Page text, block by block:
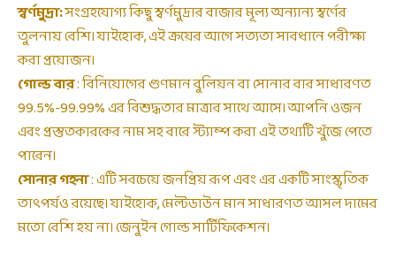
স্বর্ণমুদ্রা:সংগ্রহযোগ্য কিছু স্বর্ণমুদ্রার বাজার মূল্য অন্যান্য স্বর্ণের
তুলনায় বেশি। যাইহোক, এই ক্রয়ের আগে সত্যতা সাবধানে পরীক্ষা
করা প্রয়োজন।
গোল্ড বার: বিনিয়োগের গুণমান বুলিয়ন বা সোনার বার সাধারণত
99.5%-99.99% এর বিশুদ্ধতার মাত্রার সাথে আসে। আপনি ওজন
এবং প্রস্তুতকারকের নাম সহ বারে স্ট্যাম্প করা এই তথ্যটি খুঁজে পেতে
পারেন।
সোনার গহনা: এটি সবচেয়ে জনপ্রিয় রূপ এবং এর একটি সাংস্কৃতিক
তাৎপর্যও রয়েছে। যাইহোক, মেল্টডাউন মান সাধারণত আসল দামের
মতো বেশি হয় না। জেনুইন গোল্ড সার্টিফিকেশন।